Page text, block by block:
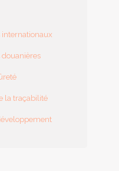
la traçabilité